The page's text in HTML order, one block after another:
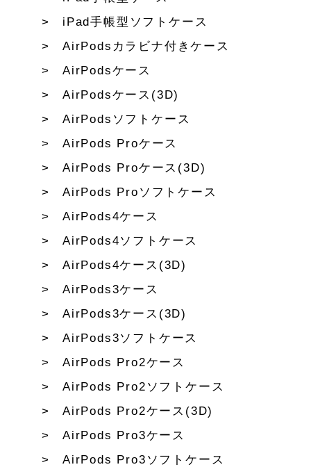
iPad手帳型ソフトケース
AirPodsカラビナ付きケース
AirPodsケース
AirPodsケース(3D)
AirPodsソフトケース
AirPods Proケース
AirPods Proケース(3D)
AirPods Proソフトケース
AirPods4ケース
AirPods4ソフトケース
AirPods4ケース(3D)
AirPods3ケース
AirPods3ケース(3D)
AirPods3ソフトケース
AirPods Pro2ケース
AirPods Pro2ソフトケース
AirPods Pro2ケース(3D)
AirPods Pro3ケース
AirPods Pro3ソフトケース